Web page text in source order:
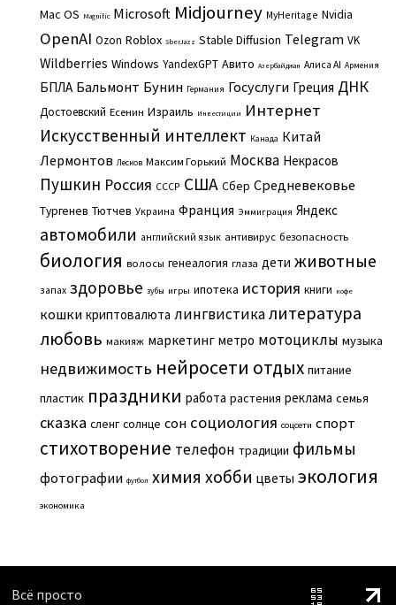
Mac OS Magnific Microsoft Midjourney MyHeritage Nvidia
OpenAI Ozon Roblox SberJazz Stable Diffusion Telegram VK
Wildberries Windows YandexGPT Авито Азербайджан Алиса AI Армения
БПЛА Бальмонт Бунин Германия Госуслуги Греция ДНК
Достоевский Есенин Израиль Инвестиции Интернет
Искусственный интеллект Канада Китай
Лермонтов Лесков Максим Горький Москва Некрасов
Пушкин Россия СССР США Сбер Средневековье
Тургенев Тютчев Украина Франция Эммиграция Яндекс
автомобили английский язык антивирус безопасность
биология волосы генеалогия глаза дети животные
запах здоровье зубы игры ипотека история книги кофе
кошки криптовалюта лингвистикалитература
любовь макияж маркетинг метро мотоциклы музыка
недвижимость нейросети отдых питание
пластик праздники работа растения реклама семья
сказка сленг солнце сон социология соцсети спорт
стихотворение телефон традиции фильмы
фотографии футбол химия хобби цветы экология
экономика
Всё просто